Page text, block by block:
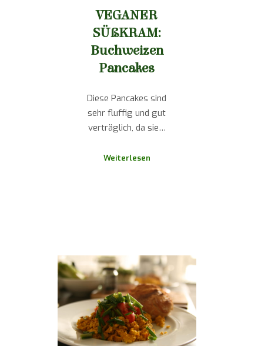
VEGANER
SÜßKRAM:
Buchweizen
Pancakes
Diese Pancakes sind
sehr fluffig und gut
verträglich, da sie…
Weiterlesen